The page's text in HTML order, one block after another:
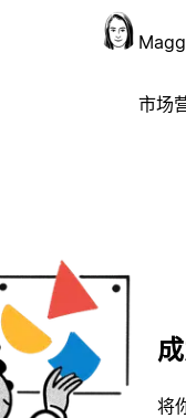
市场
将